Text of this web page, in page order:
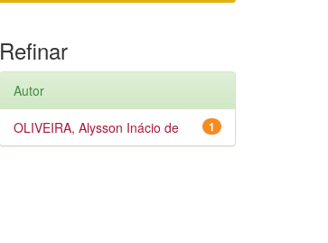
Refinar
Autor
1
OLIVEIRA, Alysson Inácio de